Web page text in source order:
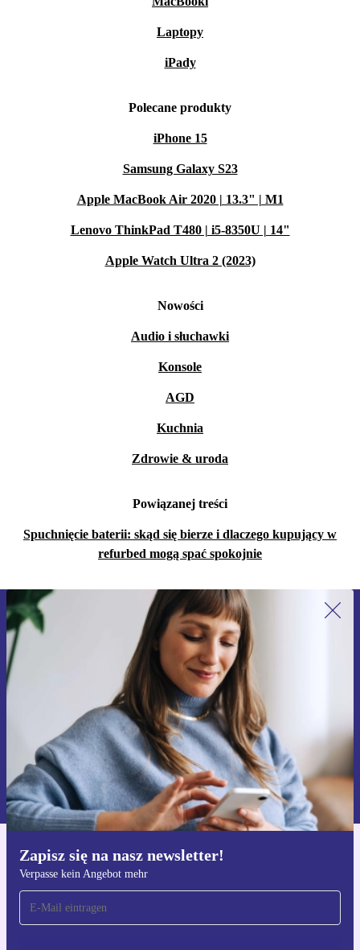
Laptopy
iPady
Polecane produkty
iPhone 15
Samsung Galaxy S23
Apple MacBook Air 2020 | 13.3" | M1
Lenovo ThinkPad T480 | i5-8350U | 14"
Apple Watch Ultra 2 (2023)
Nowości
Audio i słuchawki
Konsole
AGD
Kuchnia
Zdrowie & uroda
Powiązanej treści
Spuchnięcie baterii: skąd się bierze i dlaczego kupujący w
refurbed mogą spać spokojnie
Zapisz się na nasz newsletter!
Verpasse kein Angebot mehr
Zapisz się na nasz newsletter!
Nie przegap żadnej oferty.
Zarejestruj się
Informacje na temat używania danych osobowych znajdują się w
naszej
Polityce prywatności
Pobierz aplikację refurbed
Dla iOS i Android